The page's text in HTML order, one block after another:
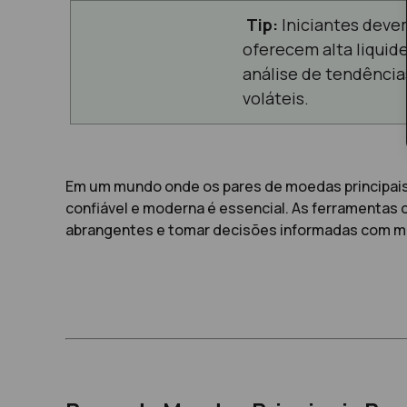
Tip: Iniciantes
oferecem alta
análise de
voláteis.
Em um mundo onde os pares de moedas
confiável e moderna é essencial. As
abrangentes e tomar decisões informadas com